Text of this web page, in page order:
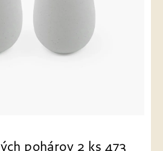
pohárov 2 ks 473